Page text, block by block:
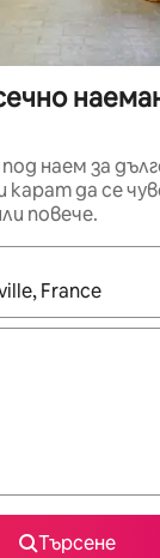
наем за
карат да се
повече.
се покажат,
Търсене